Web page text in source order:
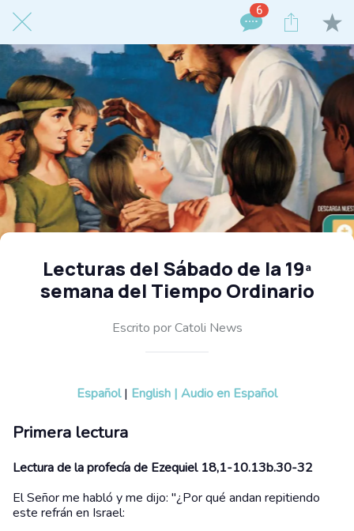
6
Lecturas del Sábado de la 19ª
semana del Tiempo Ordinario
Escrito por Catoli News
Español| English | Audio en Español
Primera lectura
Lectura de la profecía de Ezequiel 18,1-10.13b.30-32
El Señor me habló y me dijo: "¿Por qué andan repitiendo
este refrán en Israel: